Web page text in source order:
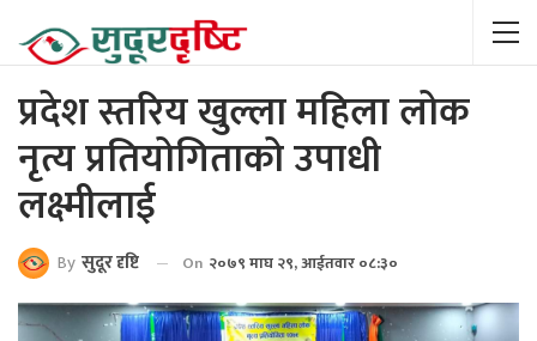
प्रदेश स्तरिय खुल्ला महिला लोक
नृत्य प्रतियोगिताको उपाधी
लक्ष्मीलाई
By सुदूर दृष्टि On २०७९ माघ २९, आईतवार ०८:३०